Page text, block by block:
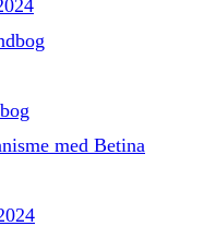
med Betina